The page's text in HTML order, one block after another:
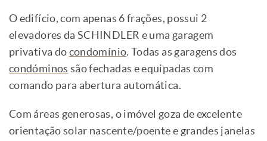
O edifício, com apenas 6 frações, possui 2
elevadores da SCHINDLER e uma garagem
privativa do condomínio. Todas as garagens dos
condóminos são fechadas e equipadas com
comando para abertura automática.
Com áreas generosas, o imóvel goza de excelente
orientação solar nascente/poente e grandes janelas